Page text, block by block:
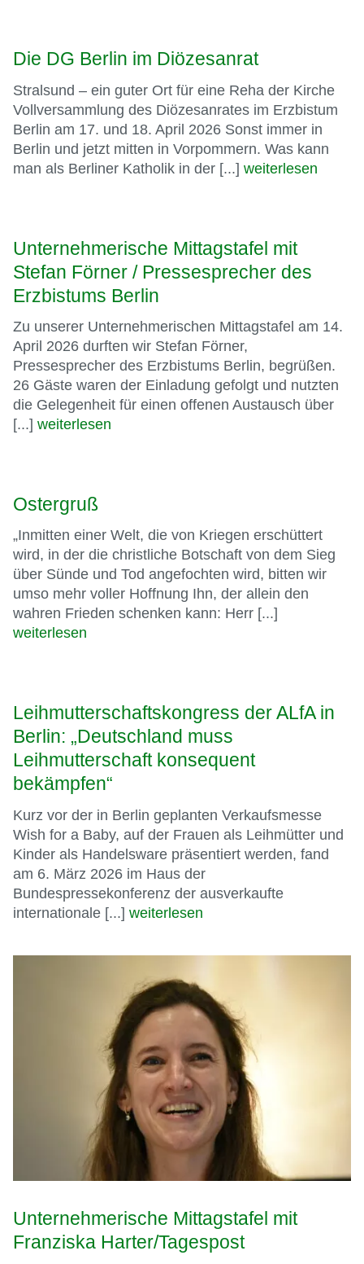
Die DG Berlin im Diözesanrat
Stralsund – ein guter Ort für eine Reha der Kirche
Vollversammlung des Diözesanrates im Erzbistum
Berlin am 17. und 18. April 2026 Sonst immer in
Berlin und jetzt mitten in Vorpommern. Was kann
man als Berliner Katholik in der [...] weiterlesen
Unternehmerische Mittagstafel mit
Stefan Förner / Pressesprecher des
Erzbistums Berlin
Zu unserer Unternehmerischen Mittagstafel am 14.
April 2026 durften wir Stefan Förner,
Pressesprecher des Erzbistums Berlin, begrüßen.
26 Gäste waren der Einladung gefolgt und nutzten
die Gelegenheit für einen offenen Austausch über
[...] weiterlesen
Ostergruß
„Inmitten einer Welt, die von Kriegen erschüttert
wird, in der die christliche Botschaft von dem Sieg
über Sünde und Tod angefochten wird, bitten wir
umso mehr voller Hoffnung Ihn, der allein den
wahren Frieden schenken kann: Herr [...]
weiterlesen
Leihmutterschaftskongress der ALfA in
Berlin: „Deutschland muss
Leihmutterschaft konsequent
bekämpfen“
Kurz vor der in Berlin geplanten Verkaufsmesse
Wish for a Baby, auf der Frauen als Leihmütter und
Kinder als Handelsware präsentiert werden, fand
am 6. März 2026 im Haus der
Bundespressekonferenz der ausverkaufte
internationale [...] weiterlesen
Unternehmerische Mittagstafel mit
Franziska Harter/Tagespost